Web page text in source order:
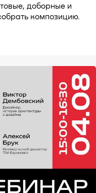
доборные и
композицию.